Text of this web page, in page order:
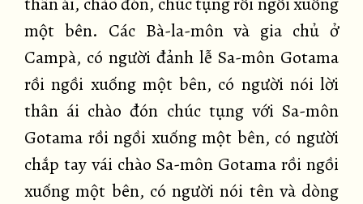
một bên. Các Bà-la-môn và gia chủ ở
Campà, có người đảnh lễ Sa-môn Gotama
rồi ngồi xuống một bên, có người nói lời
thân ái chào đón chúc tụng với Sa-môn
Gotama rồi ngồi xuống một bên, có người
chắp tay vái chào Sa-môn Gotama rồi ngồi
xuống một bên, có người nói tên và dòng